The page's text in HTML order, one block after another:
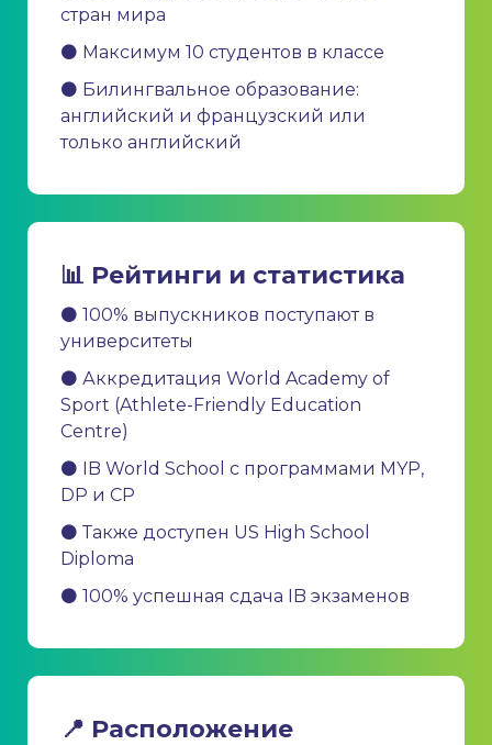
стран мира
⚫ Максимум 10 студентов в классе
⚫ Билингвальное образование:
английский и французский или
только английский
📊 Рейтинги и статистика
⚫ 100% выпускников поступают в
университеты
⚫ Аккредитация World Academy of
Sport (Athlete-Friendly Education
Centre)
⚫ IB World School с программами MYP,
DP и CP
⚫ Также доступен US High School
Diploma
⚫ 100% успешная сдача IB экзаменов
📍 Расположение